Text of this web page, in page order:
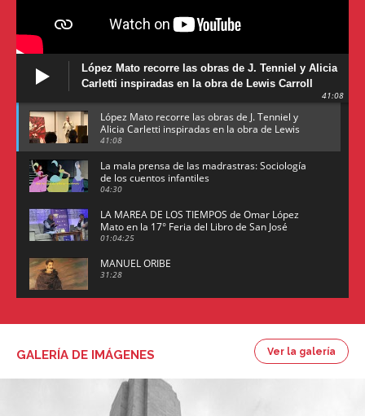
López Mato recorre las obras de J. Tenniel y Alicia
Carletti inspiradas en la obra de Lewis Carroll
41:08
López Mato recorre las obras de J. Tenniel y
Alicia Carletti inspiradas en la obra de Lewis
Carroll
41:08
La mala prensa de las madrastras: Sociología
de los cuentos infantiles
04:30
LA MAREA DE LOS TIEMPOS de Omar López
Mato en la 17° Feria del Libro de San José
(Uruguay)
01:04:25
MANUEL ORIBE
31:28
26:08
Arte argentino por Enrique Scheinsohn
Omar López Mato y Marcos Figueredo
GALERÍA DE IMÁGENES Ver la galería